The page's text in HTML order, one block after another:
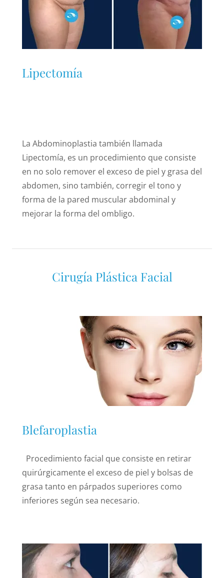
Lipectomía
La Abdominoplastia también llamada
Lipectomía, es un procedimiento que consiste
en no solo remover el exceso de piel y grasa del
abdomen, sino también, corregir el tono y
forma de la pared muscular abdominal y
mejorar la forma del ombligo.
Cirugía Plástica Facial
Blefaroplastia
Procedimiento facial que consiste en retirar
quirúrgicamente el exceso de piel y bolsas de
grasa tanto en párpados superiores como
inferiores según sea necesario.